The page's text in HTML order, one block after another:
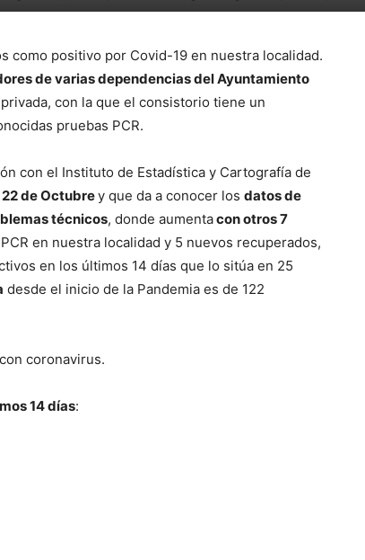
como positivo por Covid-19 en nuestra localidad.
de varias dependencias del Ayuntamiento
con la que el consistorio tiene un
pruebas PCR.
con el Instituto de Estadística y Cartografía de
de Octubrey que da a conocer los datos de
técnicos, donde aumentacon otros 7
en nuestra localidad y 5 nuevos recuperados,
en los últimos 14 días que lo sitúa en 25
desde el inicio de la Pandemia es de 122
coronavirus.
14 días: